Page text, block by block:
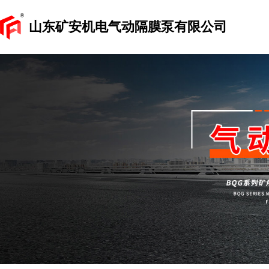
山东矿安机电气动隔膜泵有限公司